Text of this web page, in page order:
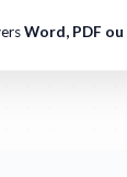
Word, PDF ou